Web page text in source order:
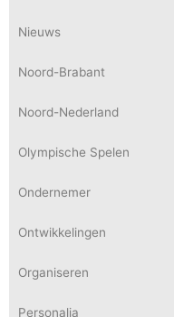
Nieuws
Noord-Brabant
Noord-Nederland
Olympische Spelen
Ondernemer
Ontwikkelingen
Organiseren
Personalia